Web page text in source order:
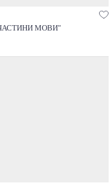
МОВИ"